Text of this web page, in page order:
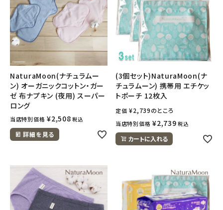
NaturaMoon(ナチュラムー
ン) オーガニックコットン・ガー
ゼ 布ナプキン (夜用) スーパー
ロング
当店特別価格 ¥2,508 税込
詳細を見る
(3個セット)NaturaMoon(ナ
チュラムーン) 携帯用 エチケッ
トポーチ 12枚入
定価 ¥2,739のところ
当店特別価格 ¥2,739 税込
カートに入れる